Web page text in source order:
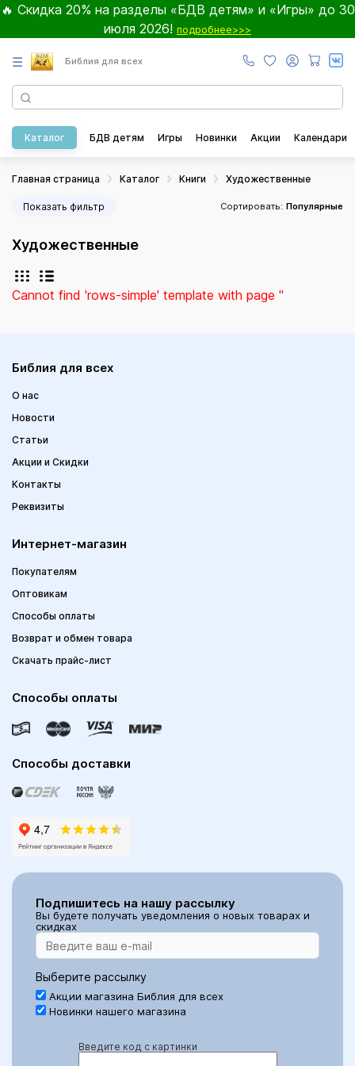
🔥 Скидка 20% на разделы «БДВ детям» и «Игры» до 30
июля 2026! подробнее>>>
☰ Библия для всех
Каталог БДВ детям Игры Новинки Акции Календари
Главная страница Каталог Книги Художественные
Показать фильтр Сортировать: Популярные
Художественные
Cannot find 'rows-simple' template with page ''
Библия для всех
О нас
Новости
Статьи
Акции и Скидки
Контакты
Реквизиты
Интернет-магазин
Покупателям
Оптовикам
Способы оплаты
Возврат и обмен товара
Скачать прайс-лист
Способы оплаты
Способы доставки
Подпишитесь на нашу рассылку
Вы будете получать уведомления о новых товарах и
скидках
Выберите рассылку
Акции магазина Библия для всех
Новинки нашего магазина
Введите код с картинки